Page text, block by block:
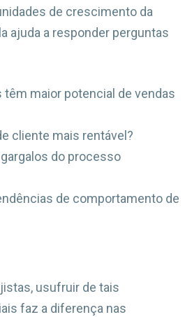
de crescimento da
ajuda a responder perguntas
têm maior potencial de vendas
cliente mais rentável?
do processo
de comportamento de
usufruir de tais
faz a diferença nas